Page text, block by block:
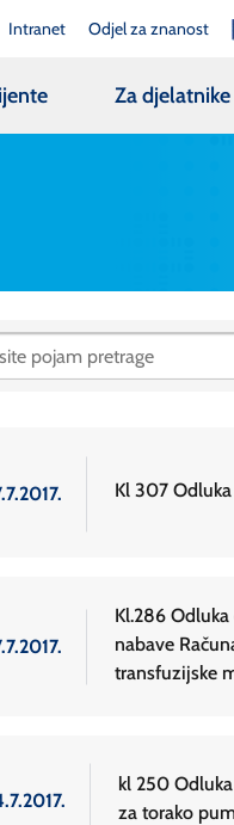
Intranet Odjel za znanost
Za djelatnike
Kl 307
Kl.286
nabave
transfuzijske
kl 250
za torako